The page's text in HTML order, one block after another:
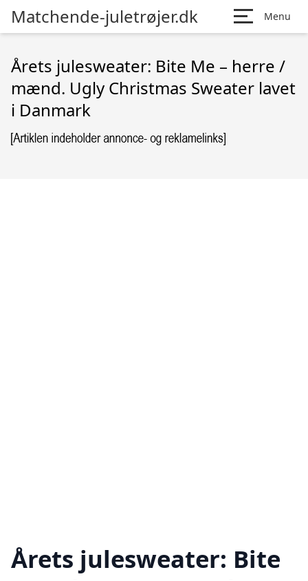
Matchende-juletrøjer.dk Menu
Årets julesweater: Bite Me – herre /
mænd. Ugly Christmas Sweater lavet
i Danmark
Årets julesweater: Bite